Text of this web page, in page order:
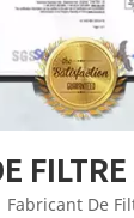
Fabricant De